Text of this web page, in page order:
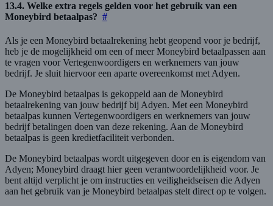
13.4. Welke extra regels gelden voor het gebruik van een
Moneybird betaalpas? #
Als je een Moneybird betaalrekening hebt geopend voor je bedrijf,
heb je de mogelijkheid om een of meer Moneybird betaalpassen aan
te vragen voor Vertegenwoordigers en werknemers van jouw
bedrijf. Je sluit hiervoor een aparte overeenkomst met Adyen.
De Moneybird betaalpas is gekoppeld aan de Moneybird
betaalrekening van jouw bedrijf bij Adyen. Met een Moneybird
betaalpas kunnen Vertegenwoordigers en werknemers van jouw
bedrijf betalingen doen van deze rekening. Aan de Moneybird
betaalpas is geen kredietfaciliteit verbonden.
De Moneybird betaalpas wordt uitgegeven door en is eigendom van
Adyen; Moneybird draagt hier geen verantwoordelijkheid voor. Je
bent altijd verplicht je om instructies en veiligheidseisen die Adyen
aan het gebruik van je Moneybird betaalpas stelt direct op te volgen.